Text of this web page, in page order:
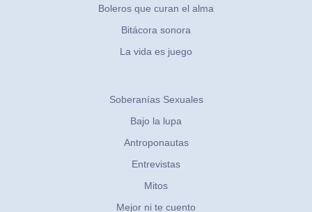
Boleros que curan el alma
Bitácora sonora
La vida es juego
Soberanías Sexuales
Bajo la lupa
Antroponautas
Entrevistas
Mitos
Mejor ni te cuento